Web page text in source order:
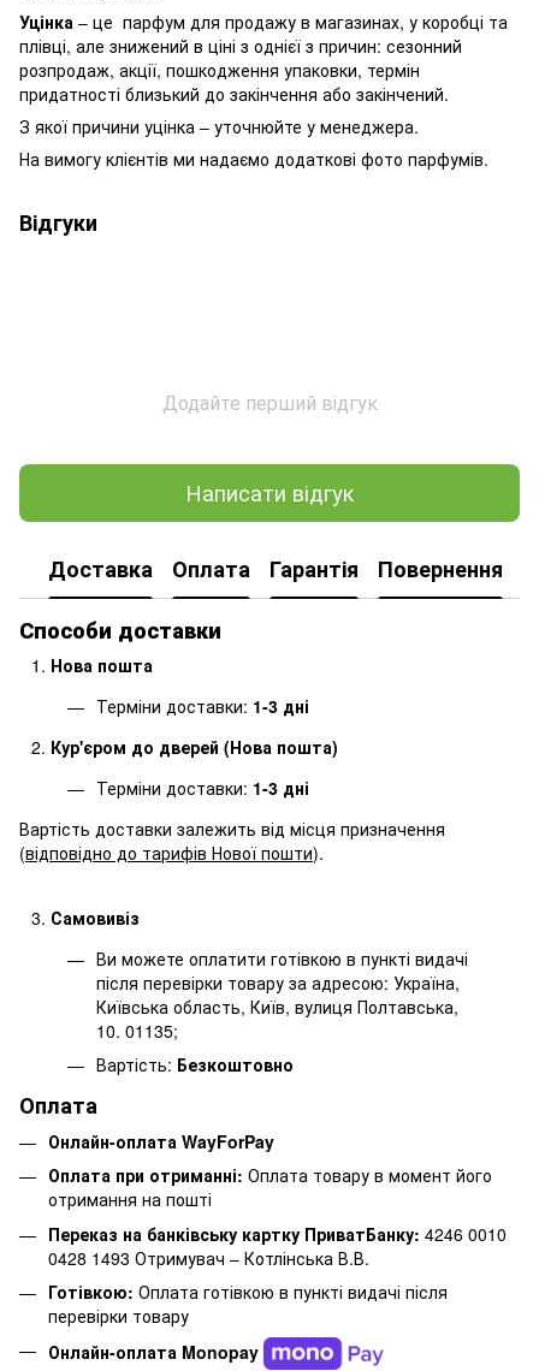
Уцінка – це парфум для продажу в магазинах, у коробці та
плівці, але знижений в ціні з однієї з причин: сезонний
розпродаж, акції, пошкодження упаковки, термін
придатності близький до закінчення або закінчений.
З якої причини уцінка – уточнюйте у менеджера.
На вимогу клієнтів ми надаємо додаткові фото парфумів.
Відгуки
Додайте перший відгук
Написати відгук
Доставка Оплата Гарантія
Повернення
Способи доставки
Нова пошта
Терміни доставки: 1-3 дні
Кур'єром до дверей (Нова пошта)
Терміни доставки: 1-3 дні
Вартість доставки залежить від місця призначення
(відповідно до тарифів Нової пошти).
Самовивіз
Ви можете оплатити готівкою в пункті видачі
після перевірки товару за адресою: Україна,
Київська область, Київ, вулиця Полтавська,
10. 01135;
Вартість: Безкоштовно
Оплата
Онлайн-оплата WayForPay
Оплата при отриманні: Оплата товару в момент його
отримання на пошті
Переказ на банківську картку ПриватБанку: 4246 0010
0428 1493 Отримувач – Котлінська В.В.
Готівкою: Оплата готівкою в пункті видачі після
перевірки товару
Онлайн-оплата Monopay